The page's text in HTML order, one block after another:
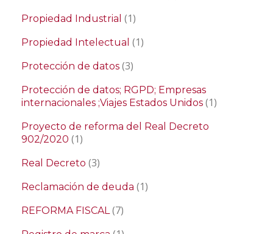
Propiedad Industrial (1)
Propiedad Intelectual (1)
Protección de datos (3)
Protección de datos; RGPD; Empresas
internacionales ;Viajes Estados Unidos (1)
Proyecto de reforma del Real Decreto
902/2020 (1)
Real Decreto (3)
Reclamación de deuda (1)
REFORMA FISCAL(7)